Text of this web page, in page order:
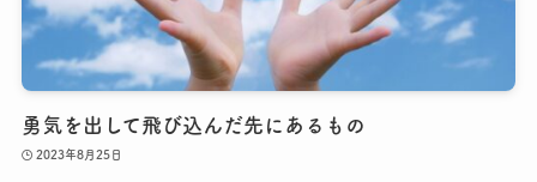
勇気を出して飛び込んだ先にあるもの
2023年8月25日